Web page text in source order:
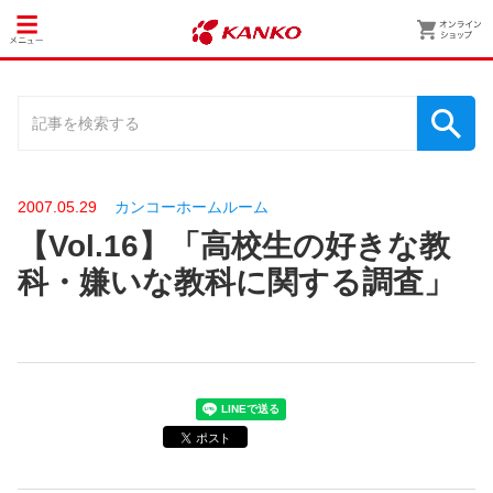
2007.05.29 カンコーホームルーム
【Vol.16】「高校生の好きな教
科・嫌いな教科に関する調査」